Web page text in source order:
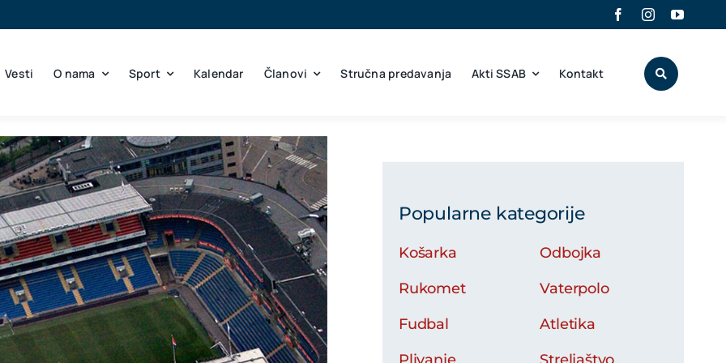
Vesti O nama Sport Kalendar Članovi Stručna predavanja Akti SSAB Kontakt
Popularne kategorije
Košarka
Rukomet
Fudbal
Odbojka
Vaterpolo
Atletika